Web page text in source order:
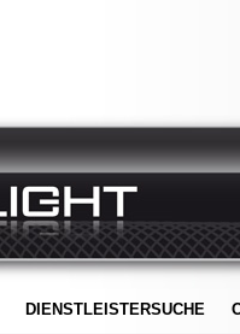
DIENSTLEISTERSUCHE